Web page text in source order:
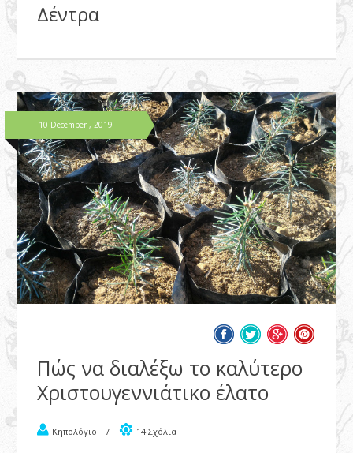
Δέντρα
10 December , 2019
Πώς να διαλέξω το καλύτερο
Χριστουγεννιάτικο έλατο
Κηπολόγιο / 14 Σχόλια